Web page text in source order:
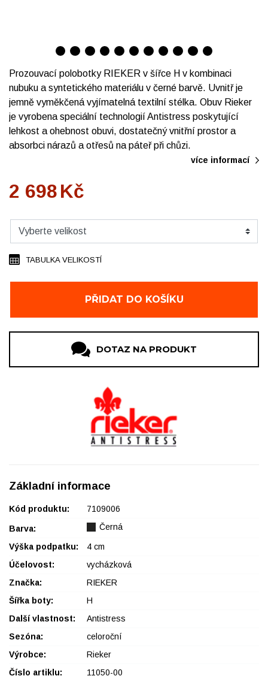
Prozouvací polobotky RIEKER v šířce H v kombinaci
nubuku a syntetického materiálu v černé barvě. Uvnitř je
jemně vyměkčená vyjímatelná textilní stélka. Obuv Rieker
je vyrobena speciální technologií Antistress poskytující
lehkost a ohebnost obuvi, dostatečný vnitřní prostor a
absorbci nárazů a otřesů na páteř při chůzi.
více informací
2 698Kč
PŘIDAT DO KOŠÍKU
TABULKA VELIKOSTÍ
DOTAZ NA PRODUKT
Základní informace
Kód produktu: 7109006
Barva: Černá
Výška podpatku:
4 cm
Účelovost:
vycházková
Značka:
RIEKER
Šířka boty:
H
Další vlastnost:
Antistress
Sezóna:
celoroční
Výrobce:
Rieker
Číslo artiklu:
11050-00